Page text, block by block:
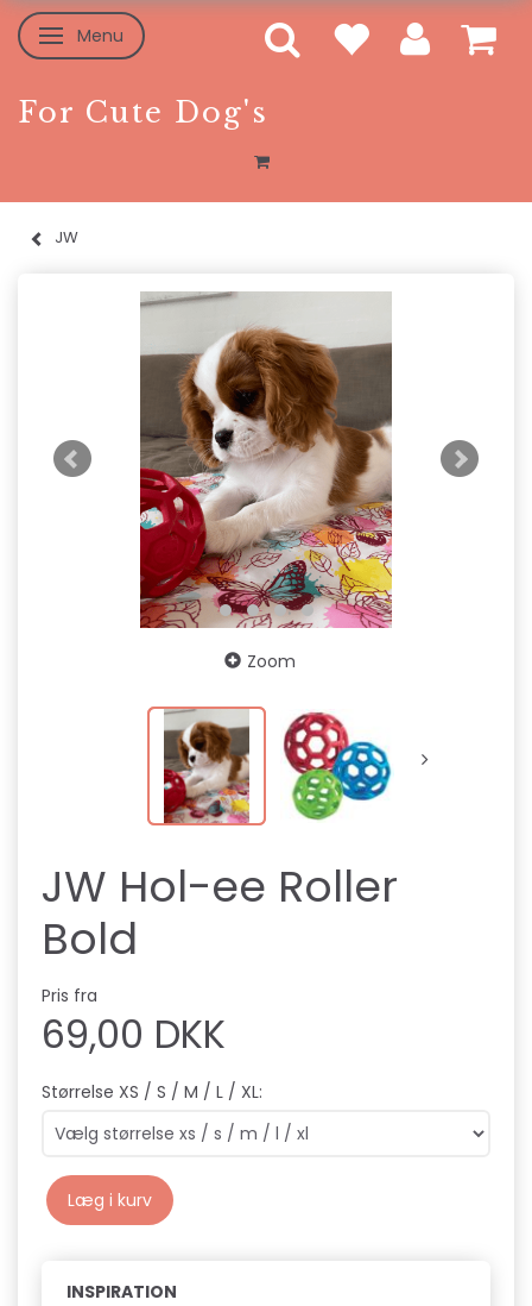
Skifte navigation
Menu
For Cute Dog's
JW
Zoom
JW Hol-ee Roller
Bold
Pris fra
69,00 DKK
Størrelse XS / S / M / L / XL:
Læg i kurv
INSPIRATION